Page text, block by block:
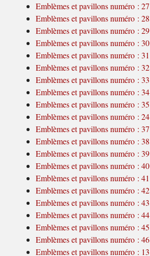
Emblèmes et pavillons numéro : 27
Emblèmes et pavillons numéro : 28
Emblèmes et pavillons numéro : 29
Emblèmes et pavillons numéro : 30
Emblèmes et pavillons numéro : 31
Emblèmes et pavillons numéro : 32
Emblèmes et pavillons numéro : 33
Emblèmes et pavillons numéro : 34
Emblèmes et pavillons numéro : 35
Emblèmes et pavillons numéro : 24
Emblèmes et pavillons numéro : 37
Emblèmes et pavillons numéro : 38
Emblèmes et pavillons numéro : 39
Emblèmes et pavillons numéro : 40
Emblèmes et pavillons numéro : 41
Emblèmes et pavillons numéro : 42
Emblèmes et pavillons numéro : 43
Emblèmes et pavillons numéro : 44
Emblèmes et pavillons numéro : 45
Emblèmes et pavillons numéro : 46
Emblèmes et pavillons numéro : 13